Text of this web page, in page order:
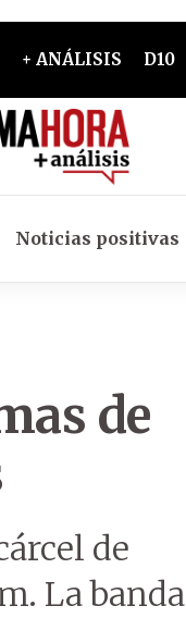
+ ANÁLISIS D10
Noticias positivas
de
de
La banda